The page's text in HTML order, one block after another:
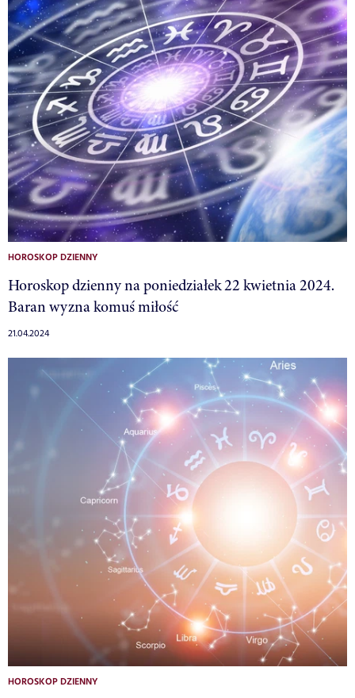
HOROSKOP DZIENNY
Horoskop dzienny na poniedziałek 22 kwietnia 2024.
Baran wyzna komuś miłość
21.04.2024
HOROSKOP DZIENNY